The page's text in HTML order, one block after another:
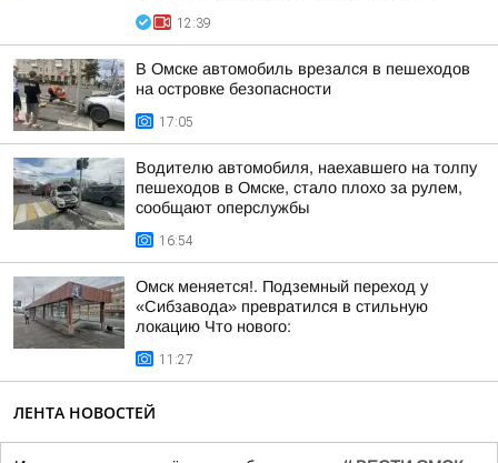
12:39
В Омске автомобиль врезался в пешеходов
на островке безопасности
17:05
Водителю автомобиля, наехавшего на толпу
пешеходов в Омске, стало плохо за рулем,
сообщают оперслужбы
16:54
Омск меняется!. Подземный переход у
«Сибзавода» превратился в стильную
локацию Что нового:
11:27
ЛЕНТА НОВОСТЕЙ